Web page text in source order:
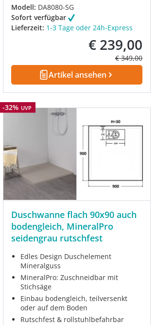
Modell: DA8080-SG
Sofort verfügbar
Lieferzeit: 1-3 Tage oder 24h-Express
Verkaufspreis:
€ 239,00
Regulärer
€ 349,00
Artikel ansehen
Rabatt
-32% UVP
Duschwanne flach 90x90 auch
bodengleich, MineralPro
seidengrau rutschfest
Edles Design Duschelement
Mineralguss
MineralPro: Zuschneidbar mit
Stichsäge
Einbau bodengleich, teilversenkt
oder auf dem Boden
Rutschfest & rollstuhlbefahrbar